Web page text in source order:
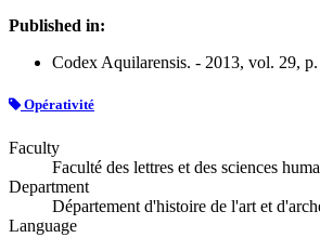
Published in:
Codex Aquilarensis. - 2013, vol. 29, p.
Opérativité
Faculty
Faculté des lettres et des sciences
Department
Département d'histoire de l'art et
Language